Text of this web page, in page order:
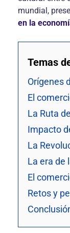
mundial,
en la
Temas
Orígenes
El
La Ruta
Impacto
La
La era de
El
Retos y